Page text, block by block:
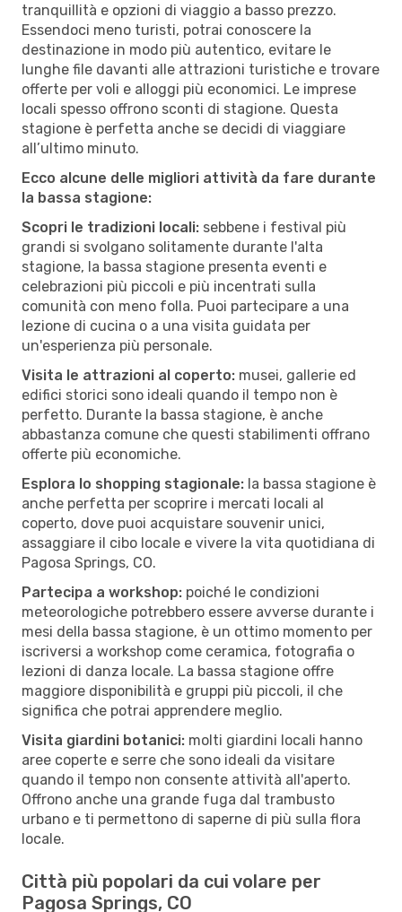
tranquillità e opzioni di viaggio a basso prezzo.
Essendoci meno turisti, potrai conoscere la
destinazione in modo più autentico, evitare le
lunghe file davanti alle attrazioni turistiche e trovare
offerte per voli e alloggi più economici. Le imprese
locali spesso offrono sconti di stagione. Questa
stagione è perfetta anche se decidi di viaggiare
all’ultimo minuto.
Ecco alcune delle migliori attività da fare durante
la bassa stagione:
Scopri le tradizioni locali: sebbene i festival più
grandi si svolgano solitamente durante l'alta
stagione, la bassa stagione presenta eventi e
celebrazioni più piccoli e più incentrati sulla
comunità con meno folla. Puoi partecipare a una
lezione di cucina o a una visita guidata per
un'esperienza più personale.
Visita le attrazioni al coperto: musei, gallerie ed
edifici storici sono ideali quando il tempo non è
perfetto. Durante la bassa stagione, è anche
abbastanza comune che questi stabilimenti offrano
offerte più economiche.
Esplora lo shopping stagionale: la bassa stagione è
anche perfetta per scoprire i mercati locali al
coperto, dove puoi acquistare souvenir unici,
assaggiare il cibo locale e vivere la vita quotidiana di
Pagosa Springs, CO.
Partecipa a workshop: poiché le condizioni
meteorologiche potrebbero essere avverse durante i
mesi della bassa stagione, è un ottimo momento per
iscriversi a workshop come ceramica, fotografia o
lezioni di danza locale. La bassa stagione offre
maggiore disponibilità e gruppi più piccoli, il che
significa che potrai apprendere meglio.
Visita giardini botanici: molti giardini locali hanno
aree coperte e serre che sono ideali da visitare
quando il tempo non consente attività all'aperto.
Offrono anche una grande fuga dal trambusto
urbano e ti permettono di saperne di più sulla flora
locale.
Città più popolari da cui volare per
Pagosa Springs, CO